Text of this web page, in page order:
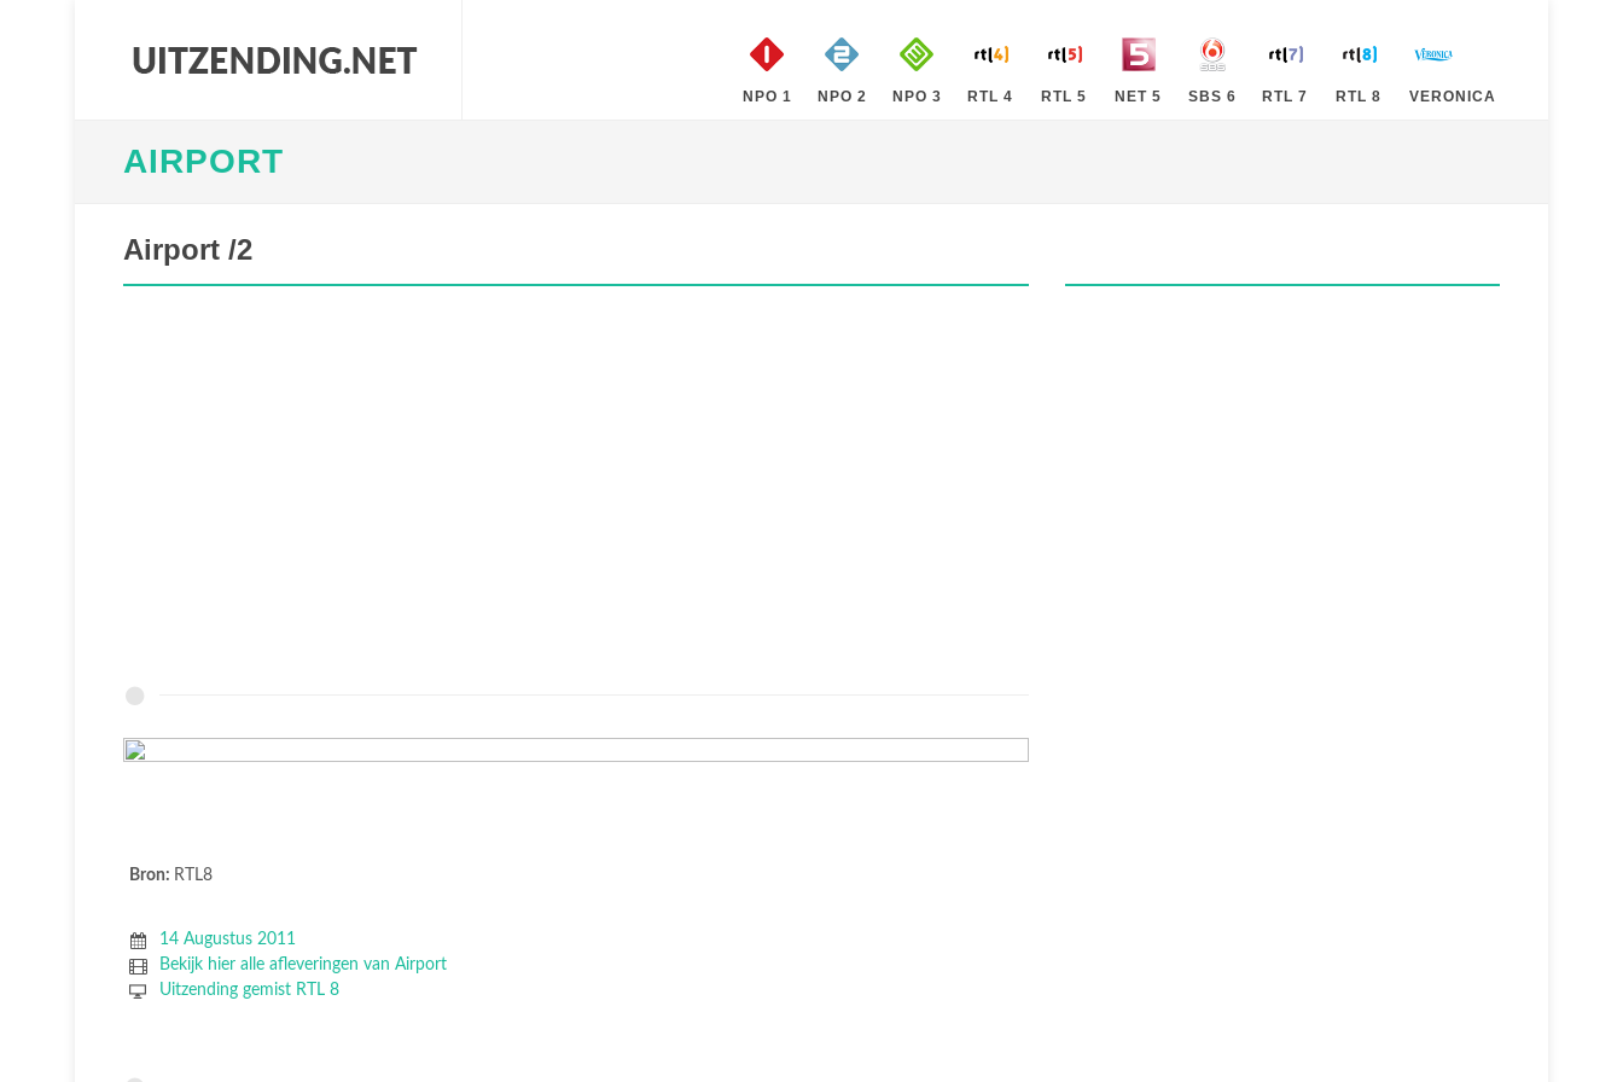
NPO 1 NPO 2 NPO 3 RTL 4 RTL 5 NET 5 SBS 6 RTL 7 RTL 8 VERONICA
AIRPORT
Airport /2
Bron: RTL8
14 Augustus 2011
Bekijk hier alle afleveringen van Airport
Uitzending gemist RTL 8